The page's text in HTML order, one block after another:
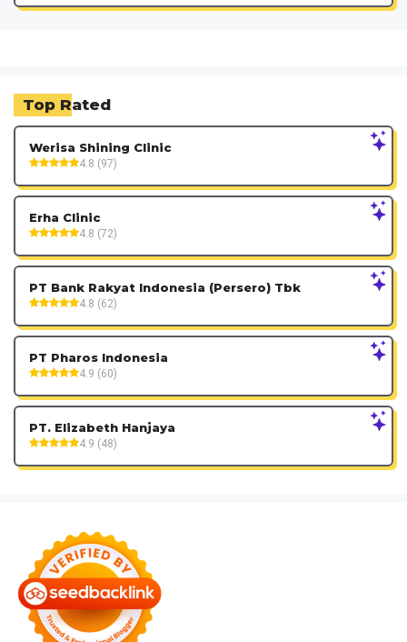
Top Rated
Werisa Shining Clinic
4.8 (97)
Erha Clinic
4.8 (72)
PT Bank Rakyat Indonesia (Persero) Tbk
4.8 (62)
PT Pharos Indonesia
4.9 (60)
PT. Elizabeth Hanjaya
4.9 (48)